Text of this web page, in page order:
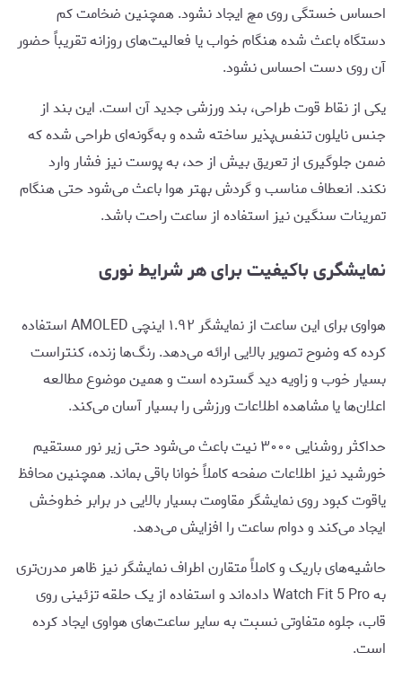
احساس خستگی روی مچ ایجاد نشود. همچنین ضخامت کم
دستگاه باعث شده هنگام خواب یا فعالیت‌های روزانه تقریباً حضور
آن روی دست احساس نشود.
یکی از نقاط قوت طراحی، بند ورزشی جدید آن است. این بند از
جنس نایلون تنفس‌پذیر ساخته شده و به‌گونه‌ای طراحی شده که
ضمن جلوگیری از تعریق بیش از حد، به پوست نیز فشار وارد
نکند. انعطاف مناسب و گردش بهتر هوا باعث می‌شود حتی هنگام
تمرینات سنگین نیز استفاده از ساعت راحت باشد.
نمایشگری باکیفیت برای هر شرایط نوری
هواوی برای این ساعت از نمایشگر ۱.۹۲ اینچی AMOLED استفاده
کرده که وضوح تصویر بالایی ارائه می‌دهد. رنگ‌ها زنده، کنتراست
بسیار خوب و زاویه دید گسترده است و همین موضوع مطالعه
اعلان‌ها یا مشاهده اطلاعات ورزشی را بسیار آسان می‌کند.
حداکثر روشنایی ۳۰۰۰ نیت باعث می‌شود حتی زیر نور مستقیم
خورشید نیز اطلاعات صفحه کاملاً خوانا باقی بماند. همچنین محافظ
یاقوت کبود روی نمایشگر مقاومت بسیار بالایی در برابر خط‌وخش
ایجاد می‌کند و دوام ساعت را افزایش می‌دهد.
حاشیه‌های باریک و کاملاً متقارن اطراف نمایشگر نیز ظاهر مدرن‌تری
به Watch Fit 5 Pro داده‌اند و استفاده از یک حلقه تزئینی روی
قاب، جلوه متفاوتی نسبت به سایر ساعت‌های هواوی ایجاد کرده
است.